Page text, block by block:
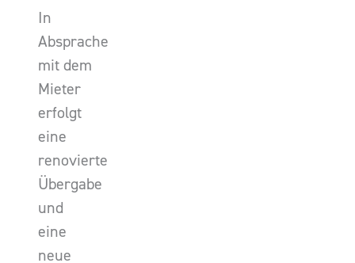
In
Absprache
mit dem
Mieter
erfolgt
eine
renovierte
Übergabe
und
eine
neue